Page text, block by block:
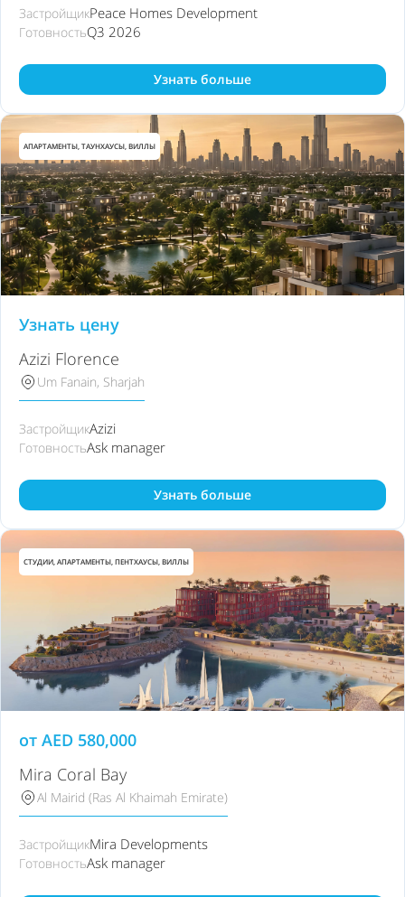
ЗастройщикPeace Homes Development
ГотовностьQ3 2026
Узнать больше
АПАРТАМЕНТЫ, ТАУНХАУСЫ, ВИЛЛЫ
Узнать цену
Azizi Florence
Um Fanain, Sharjah
ЗастройщикAzizi
ГотовностьAsk manager
Узнать больше
СТУДИИ, АПАРТАМЕНТЫ, ПЕНТХАУСЫ, ВИЛЛЫ
от AED 580,000
Mira Coral Bay
Al Mairid (Ras Al Khaimah Emirate)
ЗастройщикMira Developments
ГотовностьAsk manager